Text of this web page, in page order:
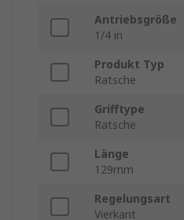
Antriebsgröße
1/4 in
Produkt Typ
Ratsche
Grifftype
Ratsche
Länge
129mm
Regelungsart
Vierkant